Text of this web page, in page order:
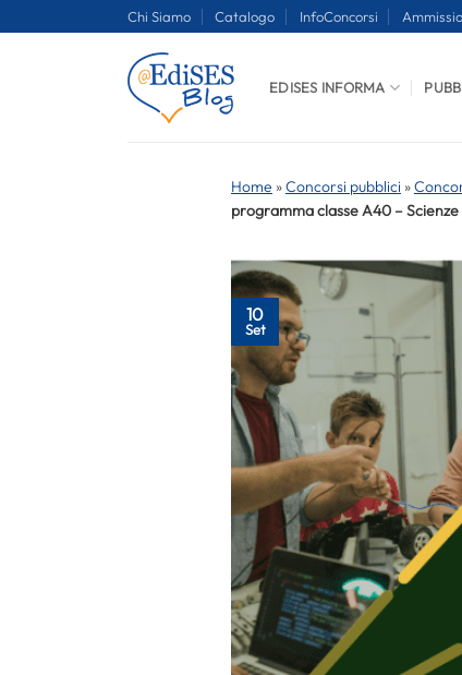
Chi Siamo Catalogo InfoConcorsi
EDISES INFORMA
Home »Concorsi pubblici »
programma classe A40 –
10
Set